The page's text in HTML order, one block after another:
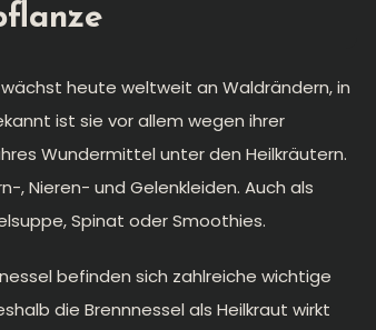
heute weltweit an Waldrändern, in
ist sie vor allem wegen ihrer
Wundermittel unter den Heilkräutern.
, Nieren- und Gelenkleiden. Auch als
Spinat oder Smoothies.
befinden sich zahlreiche wichtige
die Brennnessel als Heilkraut wirkt